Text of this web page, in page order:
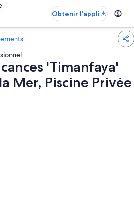
Obtenir l’appli
'Timanfaya'
Mer, Piscine Privée